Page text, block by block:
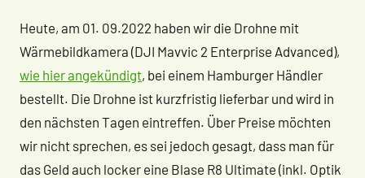
Eitel
Heute, am 01. 09.2022 haben wir die Drohne mit
Wärmebildkamera (DJI Mavvic 2 Enterprise Advanced),
wie hier angekündigt, bei einem Hamburger Händler
bestellt. Die Drohne ist kurzfristig lieferbar und wird in
den nächsten Tagen eintreffen. Über Preise möchten
wir nicht sprechen, es sei jedoch gesagt, dass man für
das Geld auch locker eine Blase R8 Ultimate (inkl. Optik